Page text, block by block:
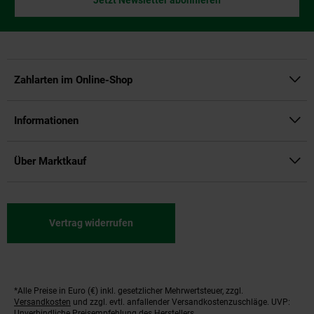
Zahlarten im Online-Shop
Informationen
Über Marktkauf
Vertrag widerrufen
Fußnoten
*Alle Preise in Euro (€) inkl. gesetzlicher Mehrwertsteuer, zzgl.
Versandkosten und zzgl. evtl. anfallender Versandkostenzuschläge. UVP: